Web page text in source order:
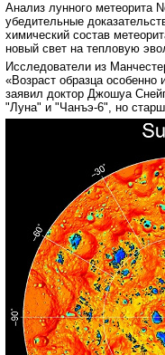
Анализ лунного метеорита
убедительные
химический состав
новый свет на тепловую
Исследователи из
«Возраст образца
заявил доктор Джошуа
"Луна" и "Чанъэ-6", но